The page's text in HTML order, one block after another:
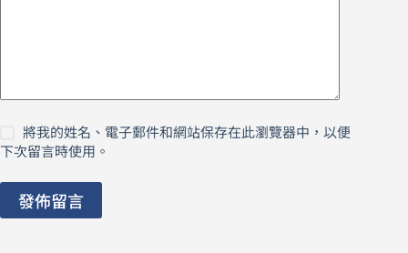
將我的姓名、電子郵件和網站保存在此瀏覽器中，以便
下次留言時使用。
發佈留言